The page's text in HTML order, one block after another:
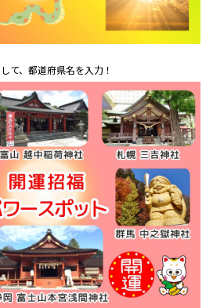
て、都道府県名を入力！